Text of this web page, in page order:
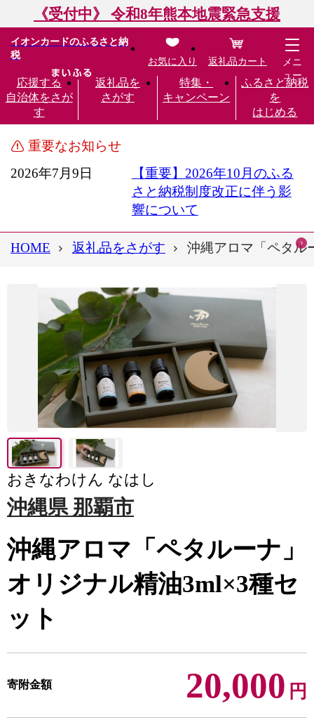
《受付中》 令和8年熊本地震緊急支援
イオンカードのふるさと納
税
応援する
自治体をさが
す
返礼品を
さがす
特集・
キャンペーン
ふるさと納税
を
はじめる
お気に入り 返礼品カート
メニ
ュー
重要なお知らせ
2026年7月9日
【重要】2026年10月のふる
さと納税制度改正に伴う影
響について
HOME 返礼品をさがす 沖縄アロマ「ペタル
おきなわけん なはし
沖縄県 那覇市
沖縄アロマ「ペタルーナ」
オリジナル精油3ml×3種セ
ット
寄附金額 20,000 円